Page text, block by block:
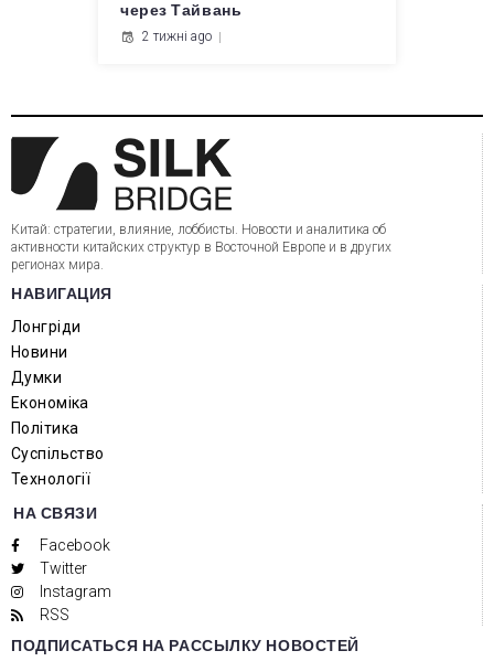
через Тайвань
2 тижні ago
Китай: стратегии, влияние, лоббисты. Новости и аналитика об
активности китайских структур в Восточной Европе и в других
регионах мира.
НАВИГАЦИЯ
Лонгріди
Новини
Думки
Економіка
Політика
Суспільство
Технології
НА СВЯЗИ
Facebook
Twitter
Instagram
RSS
ПОДПИСАТЬСЯ НА РАССЫЛКУ НОВОСТЕЙ